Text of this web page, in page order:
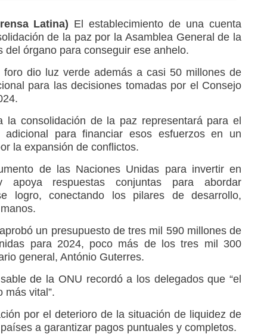
Latina) El establecimiento de una cuenta
de la paz por la Asamblea General de la
del órgano para conseguir ese anhelo.
dio luz verde además a casi 50 millones de
para las decisiones tomadas por el Consejo
la consolidación de la paz representará para el
para financiar esos esfuerzos en un
la expansión de conflictos.
de las Naciones Unidas para invertir en
apoya respuestas conjuntas para abordar
logro, conectando los pilares de desarrollo,
un presupuesto de tres mil 590 millones de
para 2024, poco más de los tres mil 300
general, António Guterres.
de la ONU recordó a los delegados que “el
más vital”.
por el deterioro de la situación de liquidez de
a garantizar pagos puntuales y completos.